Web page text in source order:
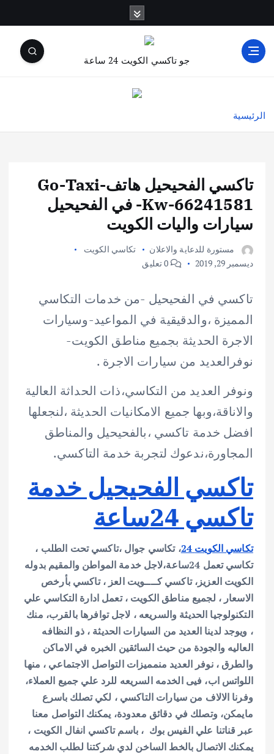
جو تاكسي الكويت 24 ساعة
الرئيسية
تاكسي الفحيحيل هاتفGo-Taxi-
Kw-66241581- في الفحيحيل
سيارات واليات الكويت
مستورة للدعاية والاعلان
تكاسي الكويت
ديسمبر 29, 2019
تاكسي في الفحيحيل -من خدمات التكاسي
المميزة ،والدقيقية في المواعيد-وسيارات
الاجرة الحديثة بجميع مناطق الكويت-
نوفرالعديد من سيارات الاجرة .
ونوفر العديد من التكاسي،ذات الحداثة العالية
والاناقة،وبها جميع الامكانيات الحديثة ،لنجعلها
افضل خدمة تاكسي ،بالفحيحيل والمناطق
المجاورة،ندعوك لتجربة خدمة التاكسي.
تاكسي الفحيحيل خدمة
تاكسي 24ساعة
تكاسي الكويت 24، تكاسي جوال ،تاكسي تحت الطلب ،
تكاسي تعمل 24ساعة،لاجل خدمة المواطن والمقيم بدوله
الكويت العزيز، تاكسي كــــويت العز ، تاكسي بأرخص
الاسعار ، لجميع مناطق الكويت ، تعمل ادارة التكاسي علي
التكنولوجيا الحديثة والسريعه ، لاجل توافرها بالقرب، منك
، ويوجد لدينا العديد من السيارات الحديثة ، ذو النظافه
العاليه والجودة من حيث السائقين الخبره في الاماكن
والطرق ، نوفر العديد منمميزات التواصل الاجتماعي ، منها
اللواتس اب، فيى الخدمه السريعه للرد علي جميع العملاء،
وفرنا الالاف من سيارات التاكسي ، لكي تصلك باسرع
مايمكن، وتصلك في دقائق معدودة، يمكنك التواصل معنا
عبر قناتنا علي الفيس بوك ، باسم تاكسي انفال الكويت ،
يمكنك الاتصال بالخط الساخن لدي شركتنا لطلب الخدمه